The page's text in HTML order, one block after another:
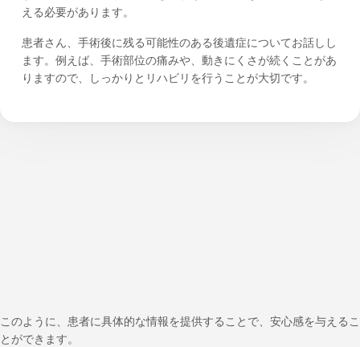
える必要があります。
患者さん、手術後に残る可能性のある後遺症についてお話しし
ます。例えば、手術部位の痛みや、動きにくさが続くことがあ
りますので、しっかりとリハビリを行うことが大切です。
このように、患者に具体的な情報を提供することで、安心感を与えるこ
とができます。